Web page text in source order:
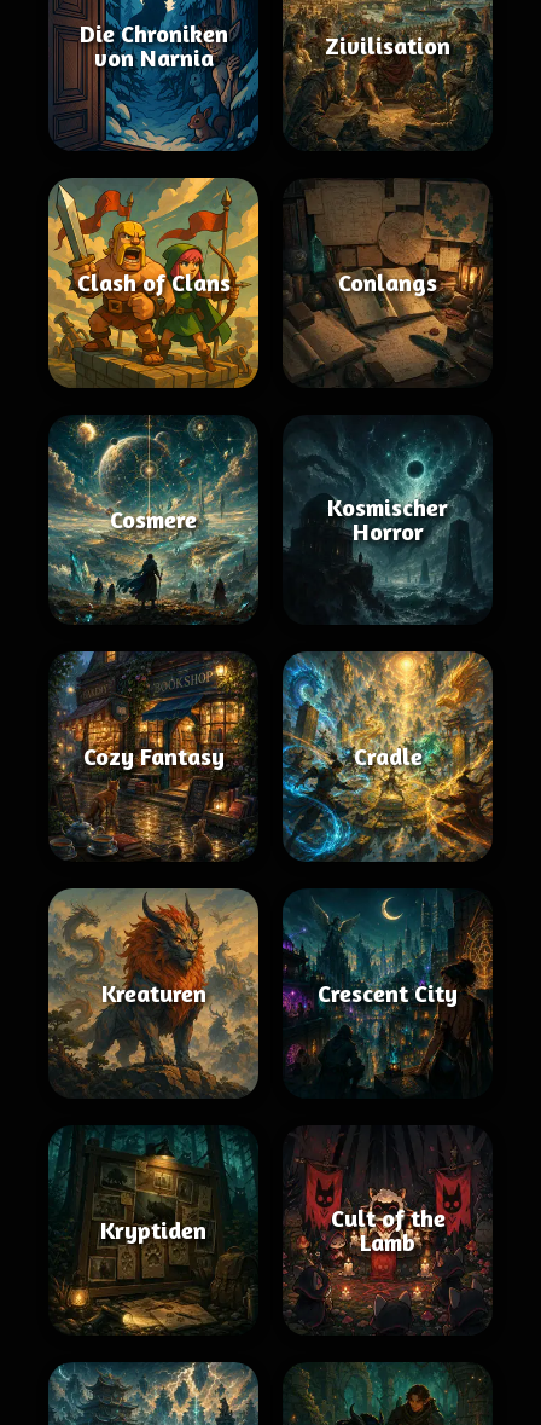
Die Chroniken
von Narnia
Zivilisation
Clash of Clans Conlangs
Cosmere
Kosmischer
Horror
Cozy Fantasy Cradle
Kreaturen Crescent City
Kryptiden
Cult of the
Lamb